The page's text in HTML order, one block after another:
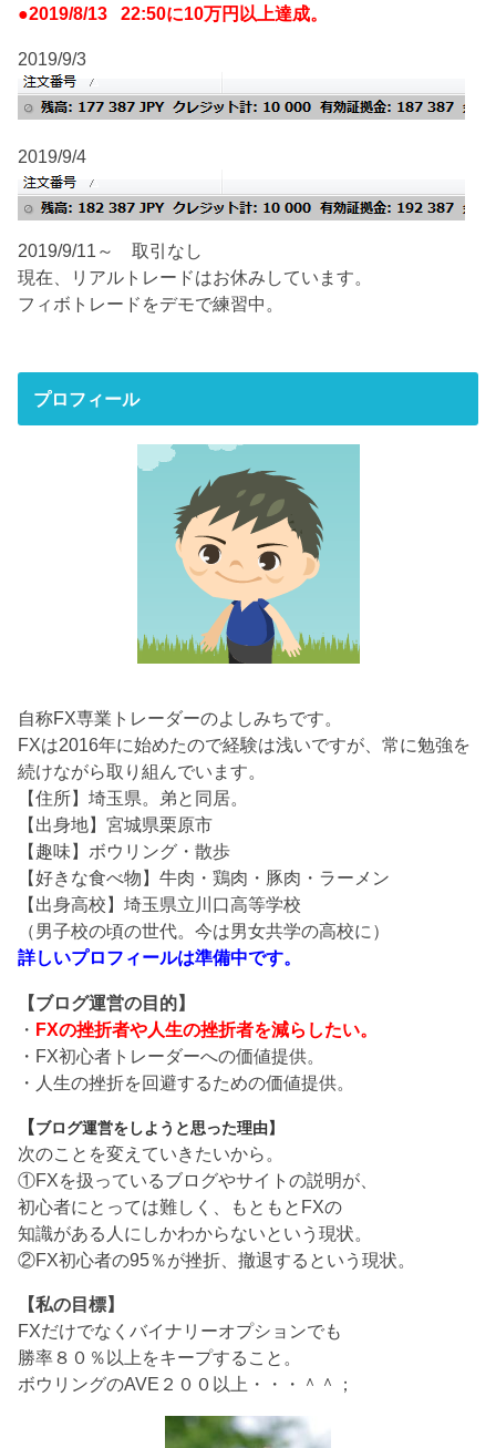
●2019/8/13 22:50に10万円以上達成。
2019/9/3
2019/9/4
2019/9/11～ 取引なし
現在、リアルトレードはお休みしています。
フィボトレードをデモで練習中。
プロフィール
自称FX専業トレーダーのよしみちです。
FXは2016年に始めたので経験は浅いですが、常に勉強を
続けながら取り組んでいます。
【住所】埼玉県。弟と同居。
【出身地】宮城県栗原市
【趣味】ボウリング・散歩
【好きな食べ物】牛肉・鶏肉・豚肉・ラーメン
【出身高校】埼玉県立川口高等学校
（男子校の頃の世代。今は男女共学の高校に）
詳しいプロフィールは準備中です。
【ブログ運営の目的】
・ FXの挫折者や人生の挫折者を減らしたい。
・FX初心者トレーダーへの価値提供。
・人生の挫折を回避するための価値提供。
【ブログ運営をしようと思った理由】
次のことを変えていきたいから。
①FXを扱っているブログやサイトの説明が、
初心者にとっては難しく、もともとFXの
知識がある人にしかわからないという現状。
②FX初心者の95％が挫折、撤退するという現状。
【私の目標】
FXだけでなくバイナリーオプションでも
勝率８０％以上をキープすること。
ボウリングのAVE２００以上・・・＾＾；